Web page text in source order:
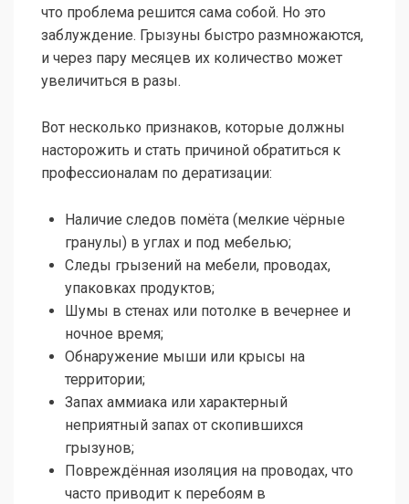
что проблема решится сама собой. Но это
заблуждение. Грызуны быстро размножаются,
и через пару месяцев их количество может
увеличиться в разы.
Вот несколько признаков, которые должны
насторожить и стать причиной обратиться к
профессионалам по дератизации:
Наличие следов помёта (мелкие чёрные
гранулы) в углах и под мебелью;
Следы грызений на мебели, проводах,
упаковках продуктов;
Шумы в стенах или потолке в вечернее и
ночное время;
Обнаружение мыши или крысы на
территории;
Запах аммиака или характерный
неприятный запах от скопившихся
грызунов;
Повреждённая изоляция на проводах, что
часто приводит к перебоям в